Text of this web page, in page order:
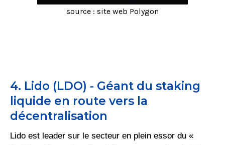
source : site web Polygon
4. Lido (LDO) - Géant du staking
liquide en route vers la
décentralisation
Lido est leader sur le secteur en plein essor du «